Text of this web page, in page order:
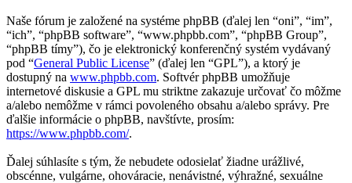
Naše fórum je založené na systéme phpBB (ďalej len “oni”, “im”,
“ich”, “phpBB software”, “www.phpbb.com”, “phpBB Group”,
“phpBB tímy”), čo je elektronický konferenčný systém vydávaný
pod “General Public License” (ďalej len “GPL”), a ktorý je
dostupný na www.phpbb.com. Softvér phpBB umožňuje
internetové diskusie a GPL mu striktne zakazuje určovať čo môžme
a/alebo nemôžme v rámci povoleného obsahu a/alebo správy. Pre
ďalšie informácie o phpBB, navštívte, prosím:
https://www.phpbb.com/.
Ďalej súhlasíte s tým, že nebudete odosielať žiadne urážlivé,
obscénne, vulgárne, ohováracie, nenávistné, výhražné, sexuálne